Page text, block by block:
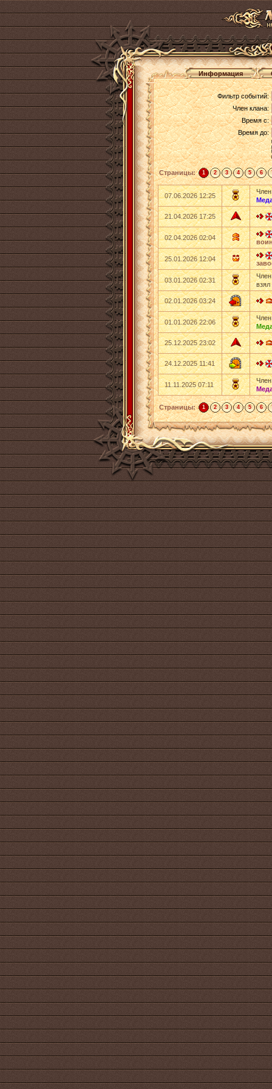
Информация
Фильтр событий:
Член клана:
Время с:
Время до:
Страницы: 1 2 3 4 5 6
07.06.2026 12:25
21.04.2026 17:25
02.04.2026 02:04
25.01.2026 12:04
03.01.2026 02:31
взял
02.01.2026 03:24
01.01.2026 22:06
25.12.2025 23:02
24.12.2025 11:41
11.11.2025 07:11
Страницы: 1 2 3 4 5 6